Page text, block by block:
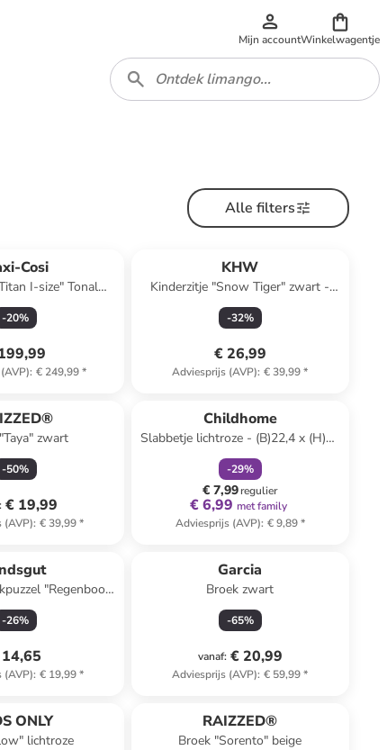
Mijn accountWinkelwagentje
Alle filters
Cosi
I-size" Tonal
- groep 1/2/3
-20%
: € 249,99*
KHW
Kinderzitje "Snow Tiger" zwart -
vanaf 2 jaar
-32%
€ 26,99
Adviesprijs (AVP): € 39,99*
zwart
-50%
: € 19,99
(AVP): € 39,99*
Childhome
Slabbetje lichtroze - (B)22,4 x (H)20
cm
-29%
€ 7,99regulier
€ 6,99 met family
Adviesprijs (AVP): € 9,89*
"Regenboog
18 maanden
-26%
(AVP): € 19,99*
Garcia
Broek zwart
-65%
vanaf: € 20,99
Adviesprijs (AVP): € 59,99*
ONLY
lichtroze
RAIZZED®
Broek "Sorento" beige